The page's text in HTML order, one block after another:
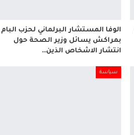
الوفا المستشار البرلماني لحزب البام
بمراكش يسائل وزير الصحة حول
انتشار الاشخاص الذين…
سياسة